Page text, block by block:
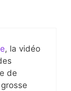
, la vidéo
de